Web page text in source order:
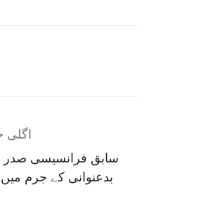
اگلی
سابق فرانسیسی
بدعنوانی کے جرم میں 3سال قید کی سزا